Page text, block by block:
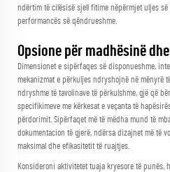
ndërtim të cilësisë sjell fitime nëpërmjet uljes
performancës së qëndrueshme.
Opsione për madhësinë
Dimensionet e sipërfaqes së disponueshme,
mekanizmat e përkuljes ndryshojnë në mënyrë
ndryshme të tavolinave të përkulshme, gjë që
specifikimeve me kërkesat e veçanta të
përdorimit. Sipërfaqet më të mëdha mund të
dokumentacion të gjerë, ndërsa dizajnet më të
maksimal dhe efikasitetit të ruajtjes.
Konsideroni aktivitetet tuaja kryesore të